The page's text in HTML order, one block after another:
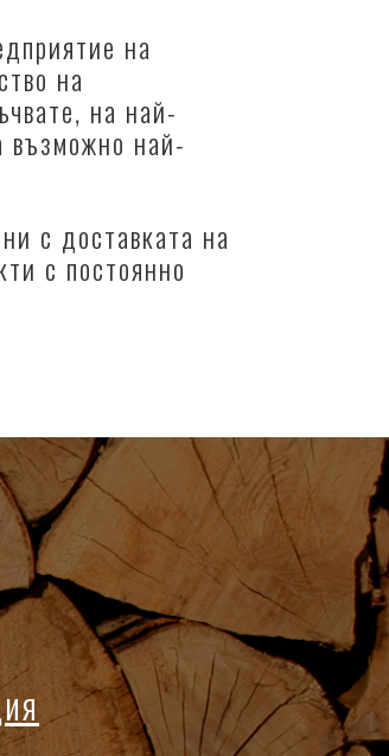
на
на
на най-
възможно най-
с доставката на
с постоянно